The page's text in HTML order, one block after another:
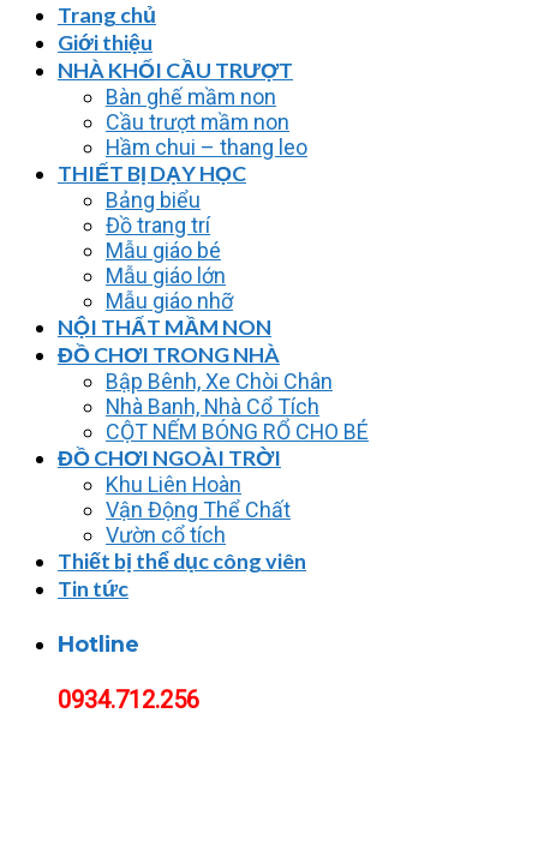
Trang chủ
Giới thiệu
NHÀ KHỐI CẦU TRƯỢT
Bàn ghế mầm non
Cầu trượt mầm non
Hầm chui – thang leo
THIẾT BỊ DẠY HỌC
Bảng biểu
Đồ trang trí
Mẫu giáo bé
Mẫu giáo lớn
Mẫu giáo nhỡ
NỘI THẤT MẦM NON
ĐỒ CHƠI TRONG NHÀ
Bập Bênh, Xe Chòi Chân
Nhà Banh, Nhà Cổ Tích
CỘT NẾM BÓNG RỔ CHO BÉ
ĐỒ CHƠI NGOÀI TRỜI
Khu Liên Hoàn
Vận Động Thể Chất
Vườn cổ tích
Thiết bị thể dục công viên
Tin tức
Hotline
0934.712.256